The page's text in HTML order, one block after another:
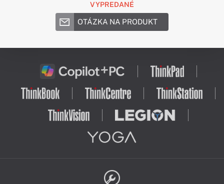
VYPREDANÉ
OTÁZKA NA PRODUKT